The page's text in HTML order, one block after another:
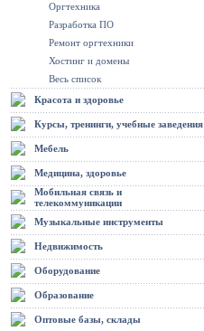
Оргтехника
Разработка ПО
Ремонт оргтехники
Хостинг и домены
Весь список
Красота и здоровье
Курсы, тренинги, учебные заведения
Мебель
Медицина, здоровье
Мобильная связь и
телекоммуникации
Музыкальные инструменты
Недвижимость
Оборудование
Образование
Оптовые базы, склады